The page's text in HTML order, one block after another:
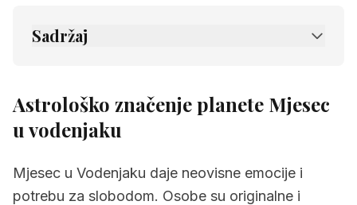
Sadržaj
2. Povezane stranice
Astrološko značenje planete Mjesec
u vodenjaku
Mjesec u Vodenjaku daje neovisne emocije i
potrebu za slobodom. Osobe su originalne i